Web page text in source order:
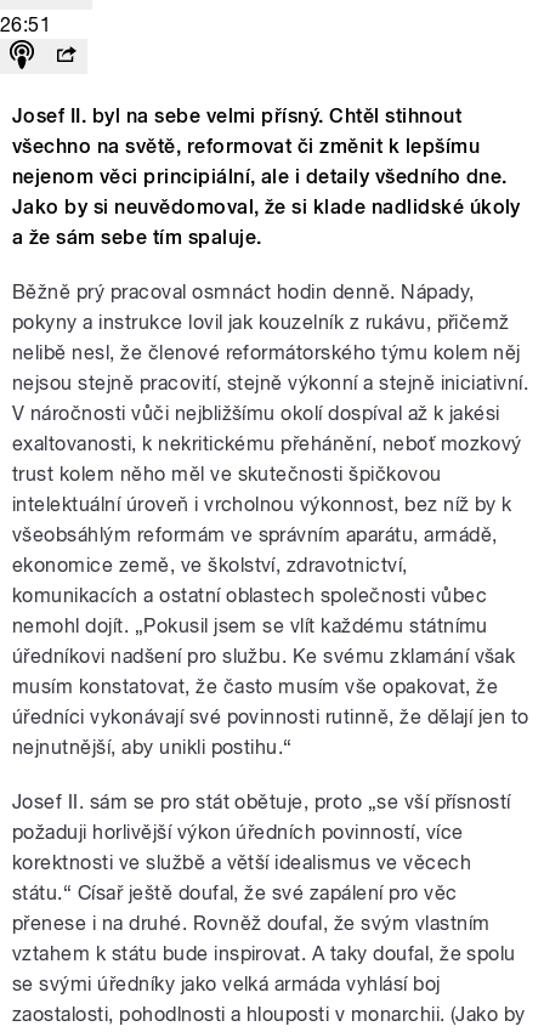
26:51
Josef II. byl na sebe velmi přísný. Chtěl stihnout
všechno na světě, reformovat či změnit k lepšímu
nejenom věci principiální, ale i detaily všedního dne.
Jako by si neuvědomoval, že si klade nadlidské úkoly
a že sám sebe tím spaluje.
Běžně prý pracoval osmnáct hodin denně. Nápady,
pokyny a instrukce lovil jak kouzelník z rukávu, přičemž
nelibě nesl, že členové reformátorského týmu kolem něj
nejsou stejně pracovití, stejně výkonní a stejně iniciativní.
V náročnosti vůči nejbližšímu okolí dospíval až k jakési
exaltovanosti, k nekritickému přehánění, neboť mozkový
trust kolem něho měl ve skutečnosti špičkovou
intelektuální úroveň i vrcholnou výkonnost, bez níž by k
všeobsáhlým reformám ve správním aparátu, armádě,
ekonomice země, ve školství, zdravotnictví,
komunikacích a ostatní oblastech společnosti vůbec
nemohl dojít. „Pokusil jsem se vlít každému státnímu
úředníkovi nadšení pro službu. Ke svému zklamání však
musím konstatovat, že často musím vše opakovat, že
úředníci vykonávají své povinnosti rutinně, že dělají jen to
nejnutnější, aby unikli postihu.“
Josef II. sám se pro stát obětuje, proto „se vší přísností
požaduji horlivější výkon úředních povinností, více
korektnosti ve službě a větší idealismus ve věcech
státu.“ Císař ještě doufal, že své zapálení pro věc
přenese i na druhé. Rovněž doufal, že svým vlastním
vztahem k státu bude inspirovat. A taky doufal, že spolu
se svými úředníky jako velká armáda vyhlásí boj
zaostalosti, pohodlnosti a hlouposti v monarchii. (Jako by